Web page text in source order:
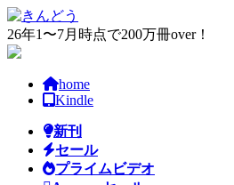
コ
ン
テ
ナ
ビ
ゲ
26年1〜7月時点で200万冊over！
home
Kindle
新刊
セール
プライムビデオ